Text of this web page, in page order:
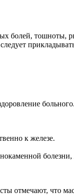
болей, тошноты,
к железе.
отмечают, что